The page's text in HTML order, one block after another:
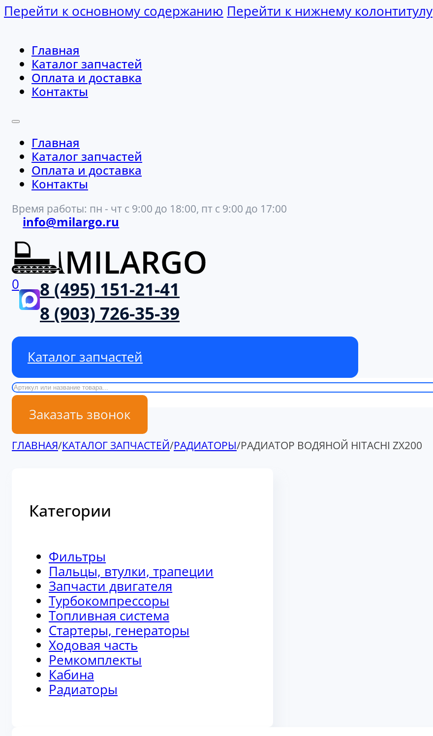
Перейти к основному содержанию Перейти к нижнему колонтитулу
Главная
Каталог запчастей
Оплата и доставка
Контакты
Главная
Каталог запчастей
Оплата и доставка
Контакты
Время работы: пн - чт с 9:00 до 18:00, пт с 9:00 до 17:00
info@milargo.ru
0
8 (495) 151-21-41
8 (903) 726-35-39
Каталог запчастей
Поиск
Заказать звонок
ГЛАВНАЯ/КАТАЛОГ ЗАПЧАСТЕЙ/РАДИАТОРЫ/РАДИАТОР ВОДЯНОЙ HITACHI ZX200
Категории
Фильтры
Пальцы, втулки, трапеции
Запчасти двигателя
Турбокомпрессоры
Топливная система
Стартеры, генераторы
Ходовая часть
Ремкомплекты
Кабина
Радиаторы